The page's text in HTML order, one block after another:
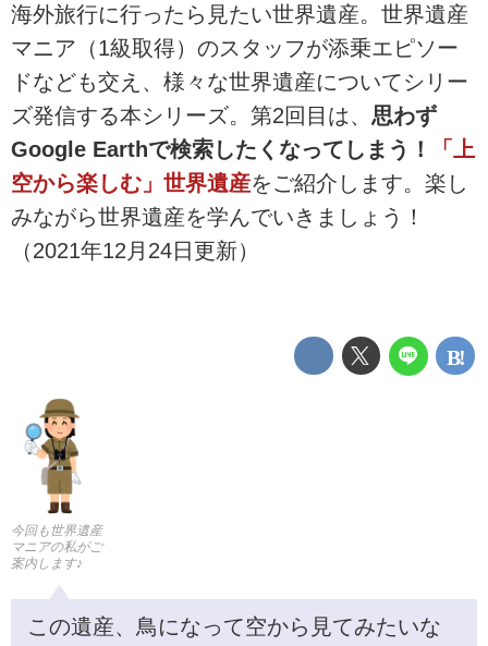
海外旅行に行ったら見たい世界遺産。世界遺産
マニア（1級取得）のスタッフが添乗エピソー
ドなども交え、様々な世界遺産についてシリー
ズ発信する本シリーズ。第2回目は、 思わず
Google Earthで検索したくなってしまう！
「上
空から楽しむ」世界遺産をご紹介します。楽し
みながら世界遺産を学んでいきましょう！
（2021年12月24日更新）
今回も世界遺産
マニアの私がご
案内します♪
この遺産、鳥になって空から見てみたいな